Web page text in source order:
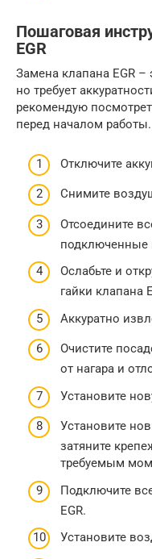
Пошаговая
EGR
Замена клапана EGR –
но требует
рекомендую
перед началом
Отключите
Снимите
Отсоедините
подключенные
Ослабьте и
гайки клапана
Аккуратно
Очистите
от нагара и
Установите
Установите
затяните
требуемым
Подключите
EGR.
Установите